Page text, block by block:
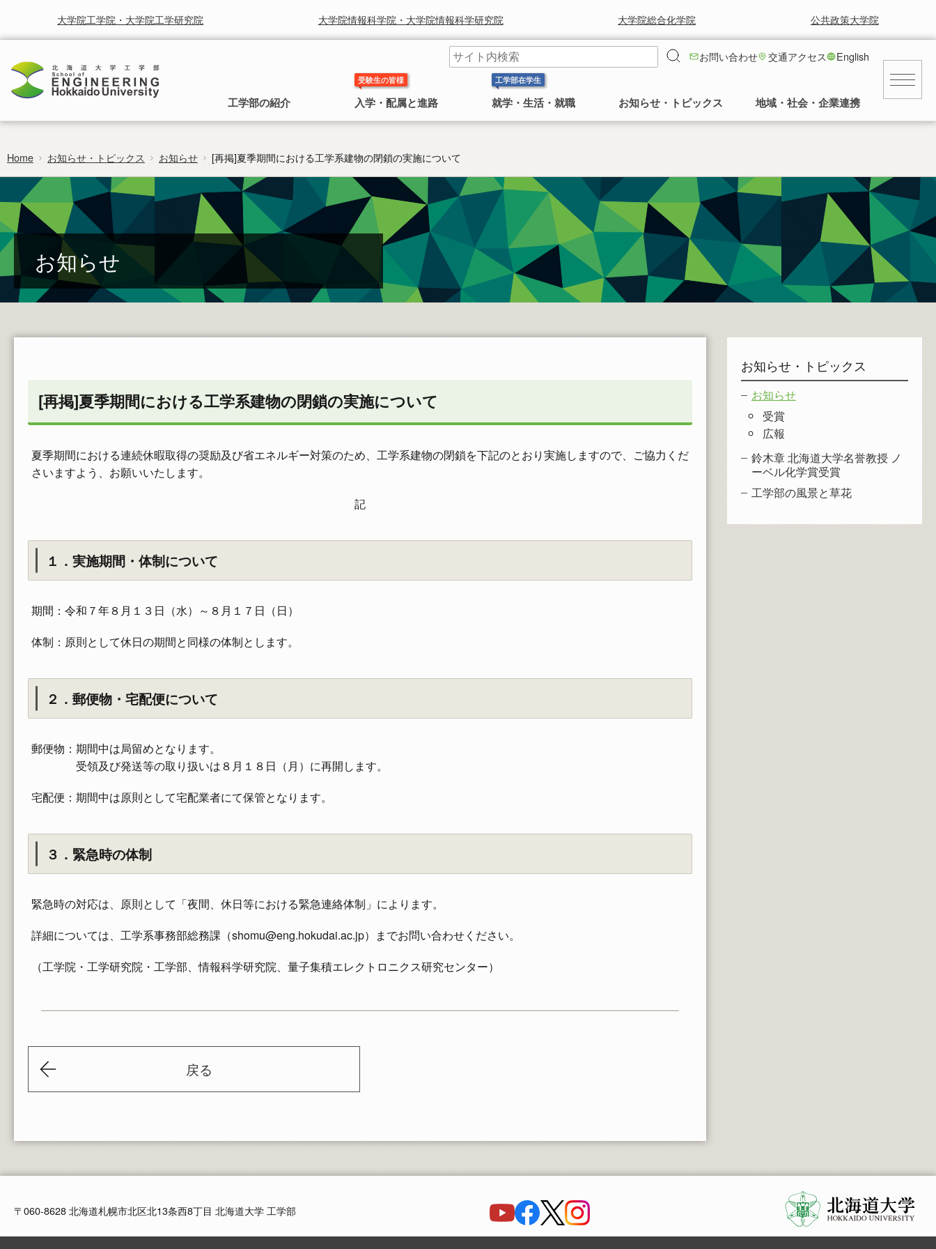
大学院工学院・大学院工学研究院 大学院情報科学院・大学院情報科学研究院 大学院総合化学院 公共政策大学院
お問い合わせ 交通アクセス English
工学部の紹介
工学部の理念
北海道大学工学部は，人類の生活をより快適に，より豊かに
することを使命として取り組まれるべき学問としての工学を
通じて社会に貢献することを基本理念としています。
工学部長からのメッセージ
工学部長より皆様へのごあいさつ
交通アクセス
建物
ポリシー・取組・評価 概要 発行誌
受験生の皆様
入学・配属と進路
入学から卒業までのご案内
入試の種類と募集方法，入学後の所属と工
学部への移行，卒業後の進路についてご案
内します。
フロンティア入試
編入学・学士入学募集要項
非正規生出願要項
学科 コースの紹介
工学部には 応用理工系学科，情報エレクトロニクス学科，
機械知能工学科，環境社会工学科 の4学科 があります。
景気に左右されず安定した就職率の高さを
誇っています。
工学部在学生
就学・生活・就職
就学と授業に関する情報
時間割
行事予定
カリキュラムマップ
卒業論文
奨学金
日本学生支援機構(旧 日本育英会)奨学金のお知ら
せ
民間奨学金のお知らせ
求人等情報
民間
公務員・団体
証明書のご請求・発行
郵送依頼される方、卒業・修了された方の請求
工学研究院図書館
お知らせ・トピックス
お知らせ
受賞
広報
鈴木章 北海道大学名誉教授 ノ
ーベル化学賞受賞
2010年にノーベル化学賞を受賞した鈴
木章名誉教授の特集
工学部正面玄関前の中庭の様子など。多く
の卒業生に植樹していただいてます。
地域・社会・企業連携
研究・産学連携
北海道大学研究シーズ集
研究者総覧システム
researchmap
研究組織
工学院・工学研究院
情報科学院・情報科学研究院
総合化学院
公共政策大学院
Home お知らせ・トピックス お知らせ [再掲]夏季期間における工学系建物の閉鎖の実施について
お知らせ
[再掲]夏季期間における工学系建物の閉鎖の実施について
夏季期間における連続休暇取得の奨励及び省エネルギー対策のため、工学系建物の閉鎖を下記のとおり実施しますので、ご協力くだ
さいますよう、お願いいたします。
記
１．実施期間・体制について
期間：令和７年８月１３日（水）～８月１７日（日）
体制：原則として休日の期間と同様の体制とします。
２．郵便物・宅配便について
郵便物：期間中は局留めとなります。
受領及び発送等の取り扱いは８月１８日（月）に再開します。
宅配便：期間中は原則として宅配業者にて保管となります。
３．緊急時の体制
緊急時の対応は、原則として「夜間、休日等における緊急連絡体制」によります。
詳細については、工学系事務部総務課（shomu@eng.hokudai.ac.jp）までお問い合わせください。
（工学院・工学研究院・工学部、情報科学研究院、量子集積エレクトロニクス研究センター）
戻る
お知らせ・トピックス
お知らせ
受賞
広報
鈴木章 北海道大学名誉教授 ノ
ーベル化学賞受賞
工学部の風景と草花
〒060-8628 北海道札幌市北区北13条西8丁目 北海道大学 工学部